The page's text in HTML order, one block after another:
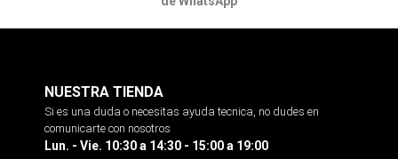
NUESTRA TIENDA
Si es una duda o necesitas ayuda tecnica, no dudes en
comunicarte con nosotros
Lun. - Vie. 10:30 a 14:30 - 15:00 a 19:00